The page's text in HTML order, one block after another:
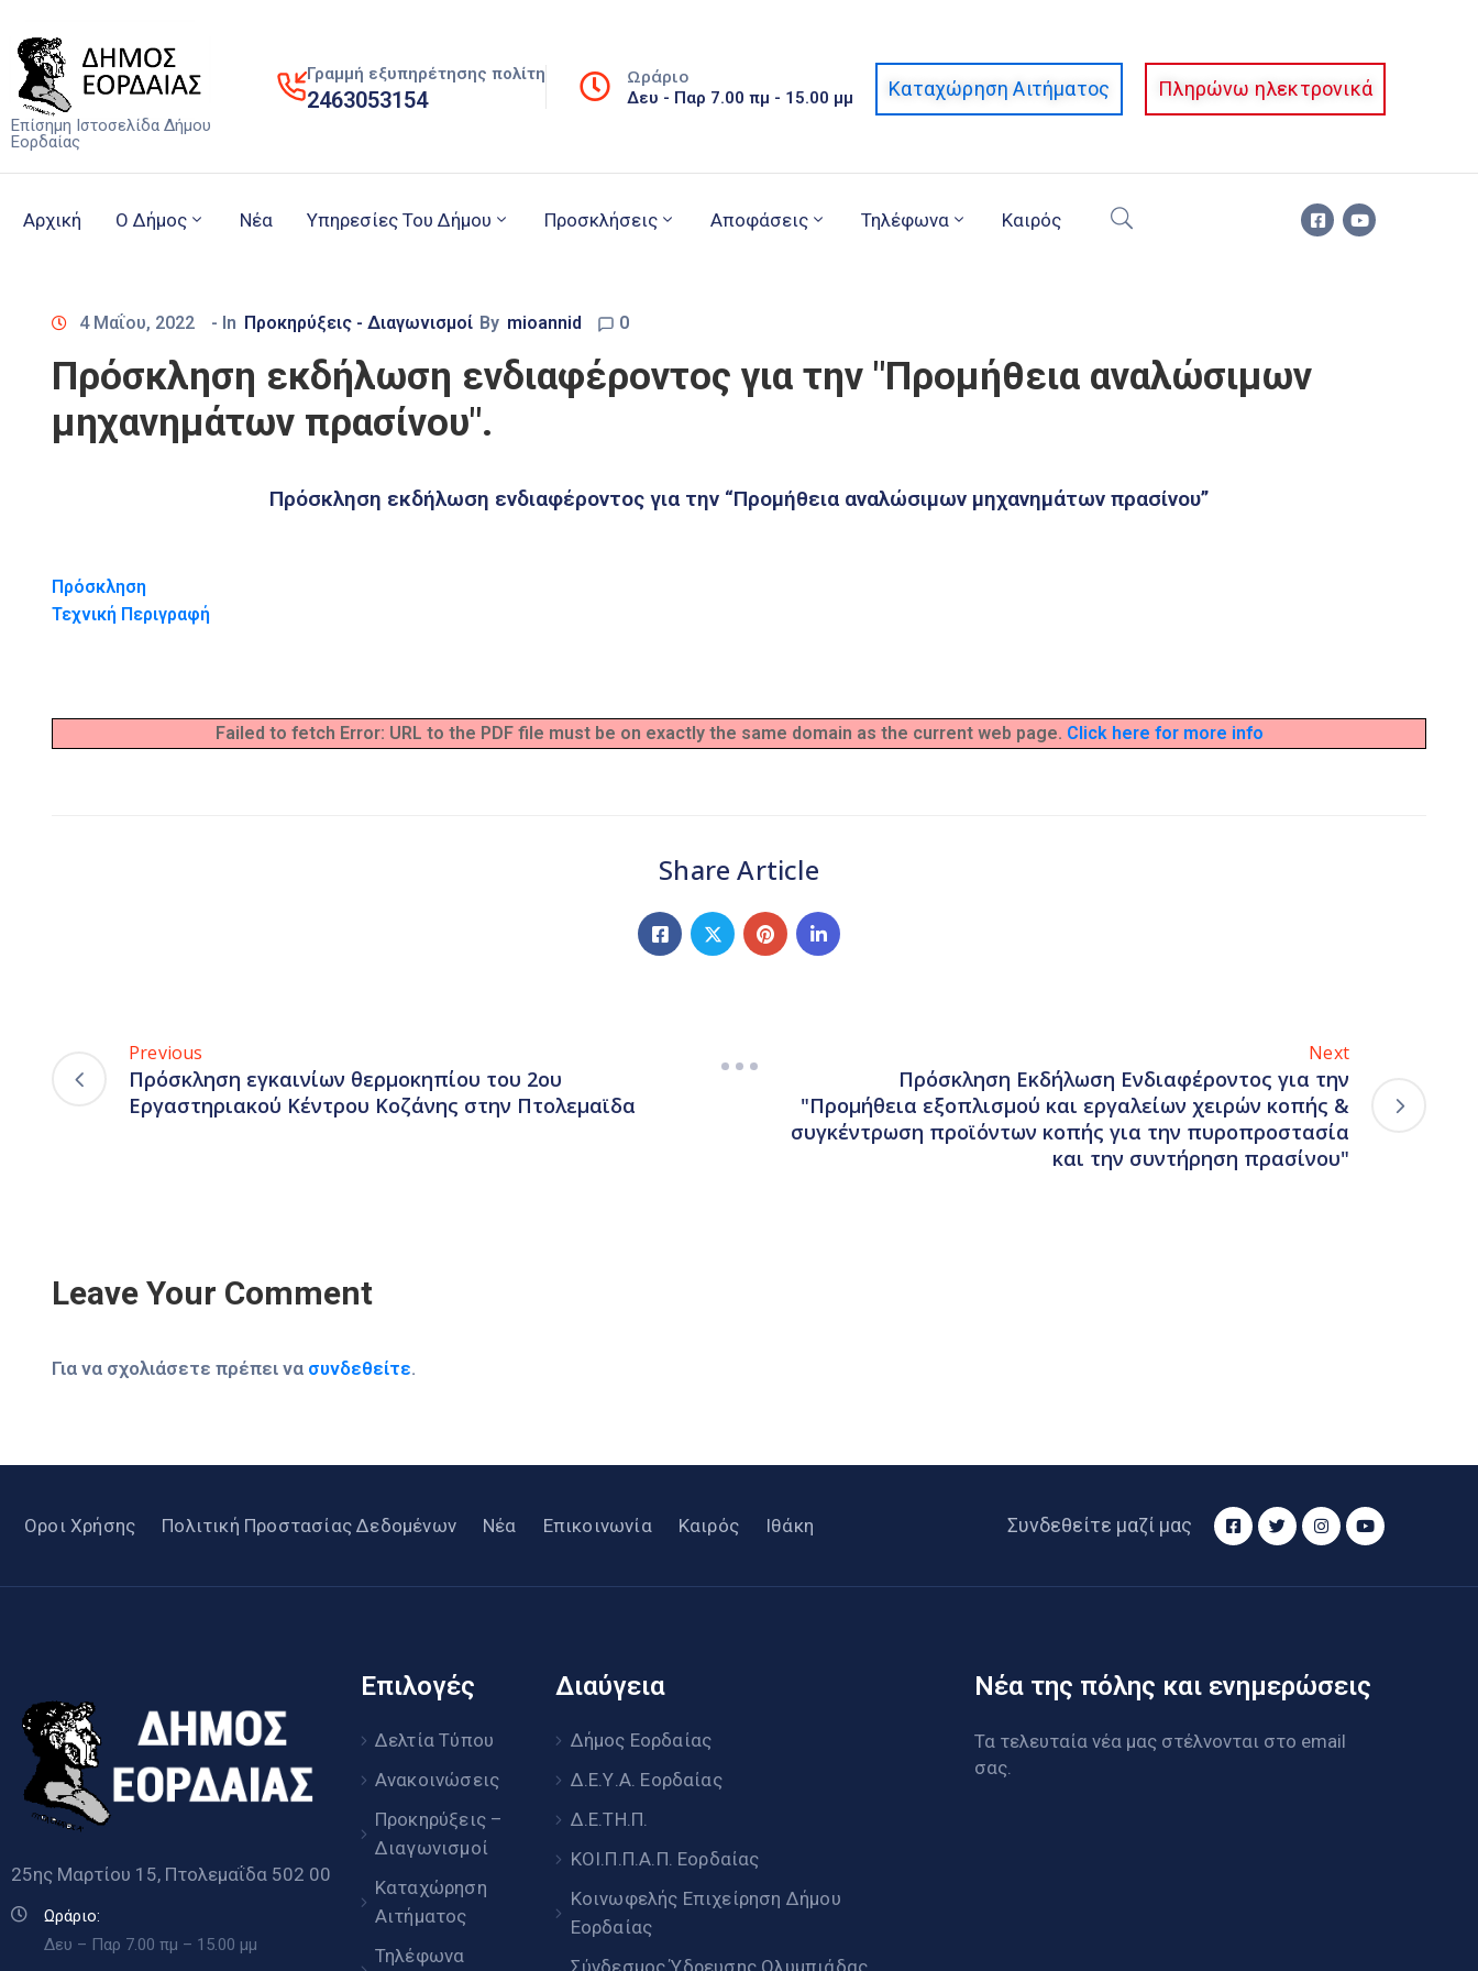
Επίσημη Ιστοσελίδα Δήμου
Εορδαίας
Γραμμή εξυπηρέτησης πολίτη
2463053154
Ωράριο
Δευ - Παρ 7.00 πμ - 15.00 μμ Καταχώρηση Αιτήματος Πληρώνω ηλεκτρονικά
Αρχική Ο Δήμος Νέα Υπηρεσίες Του Δήμου Προσκλήσεις Αποφάσεις Τηλέφωνα Καιρός
4 Μαΐου, 2022 - In Προκηρύξεις - Διαγωνισμοί By mioannid 0
Πρόσκληση εκδήλωση ενδιαφέροντος για την "Προμήθεια αναλώσιμων
μηχανημάτων πρασίνου".
Πρόσκληση εκδήλωση ενδιαφέροντος για την “Προμήθεια αναλώσιμων μηχανημάτων πρασίνου”
Πρόσκληση
Τεχνική Περιγραφή
Failed to fetch Error: URL to the PDF file must be on exactly the same domain as the current web page. Click here for more info
Share Article
Previous
Πρόσκληση εγκαινίων θερμοκηπίου του 2ου
Εργαστηριακού Κέντρου Κοζάνης στην Πτολεμαϊδα
Next
Πρόσκληση Εκδήλωση Ενδιαφέροντος για την
"Προμήθεια εξοπλισμού και εργαλείων χειρών κοπής &
συγκέντρωση προϊόντων κοπής για την πυροπροστασία
και την συντήρηση πρασίνου"
Leave Your Comment
Για να σχολιάσετε πρέπει να συνδεθείτε.
Οροι Χρήσης Πολιτική Προστασίας Δεδομένων Νέα Επικοινωνία Καιρός Ιθάκη Συνδεθείτε μαζί μας
25ης Μαρτίου 15, Πτολεμαΐδα 502 00
Ωράριο:
Δευ – Παρ 7.00 πμ – 15.00 μμ
Επιλογές
Δελτία Τύπου
Ανακοινώσεις
Προκηρύξεις –
Διαγωνισμοί
Καταχώρηση
Αιτήματος
Τηλέφωνα
Διαύγεια
Δήμος Εορδαίας
Δ.Ε.Υ.Α. Εορδαίας
Δ.Ε.ΤΗ.Π.
ΚΟΙ.Π.Π.Α.Π. Εορδαίας
Κοινωφελής Επιχείρηση Δήμου
Εορδαίας
Νέα της πόλης και ενημερώσεις
Τα τελευταία νέα μας στέλνονται στο email
σας.